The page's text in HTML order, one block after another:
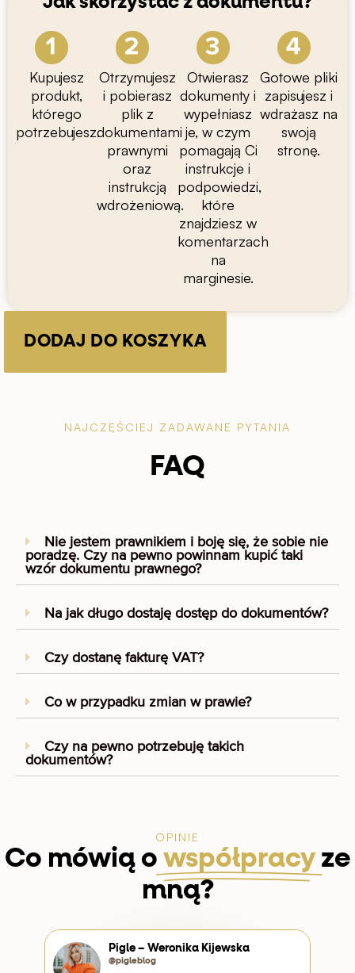
Kupujesz
produkt,
którego
potrzebujesz.
Otrzymujesz
i pobierasz
plik z
dokumentami
prawnymi
oraz
instrukcją
wdrożeniową.
Otwierasz
dokumenty i
wypełniasz
je, w czym
pomagają Ci
instrukcje i
podpowiedzi,
które
znajdziesz w
komentarzach
na
marginesie.
Gotowe pliki
zapisujesz i
wdrażasz na
swoją
stronę.
Umowa
przetwarzania
DODAJ DO KOSZYKA
NAJCZĘŚCIEJ ZADAWANE PYTANIA
FAQ
Nie jestem prawnikiem i boję się, że sobie nie
poradzę. Czy na pewno powinnam kupić taki
wzór dokumentu prawnego?
Na jak długo dostaję dostęp do dokumentów?
Czy dostanę fakturę VAT?
Co w przypadku zmian w prawie?
Czy na pewno potrzebuję takich
dokumentów?
OPINIE
Co mówią o współpracy ze
mną?
Pigle – Weronika Kijewska
@pigleblog